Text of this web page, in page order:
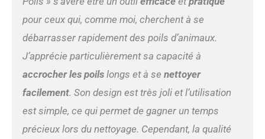
smooth surface film
protection, feel smooth and
made of high soft and easy
to stick cilia. Give your pet
Moderate size -- this
product brush length 33cm,
lower handle width 2cm.
The brush box is 7cm long,
pour ceux qui, comme moi, cherchent à se
débarrasser rapidement des poils d’animaux.
J’apprécie particulièrement sa capacité à
accrocher les poilslongs et à se nettoyer
facilement. Son design est très joli et l’utilisation
est simple, ce qui permet de gagner un temps
précieux lors du nettoyage. Cependant, la qualité